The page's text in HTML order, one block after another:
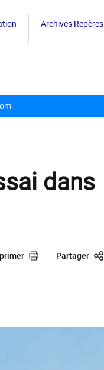
Archives Repères
dans
Partager